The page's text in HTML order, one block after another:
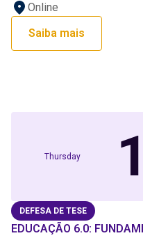
Online
Saiba mais
Thursday
DEFESA DE TESE
EDUCAÇÃO 6.0: